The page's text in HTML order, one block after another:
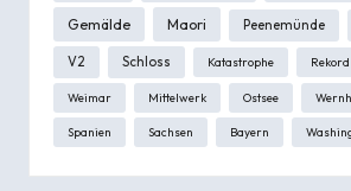
Gemälde Maori Peenemünde
V2 Schloss Katastrophe Rekord
Weimar Mittelwerk Ostsee
Spanien Sachsen Bayern